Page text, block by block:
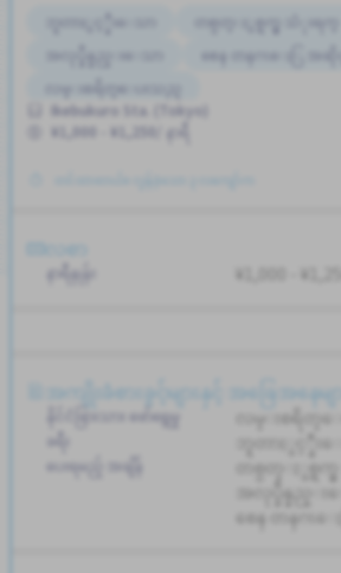
ဘူတာႏွင့္နီးေသာ
တစ္ပတ္ႏွစ္ရက္မွ သံုးရက္
အလုပ္ခ်ိန္နည္းေသာ
စေန တနဂၤေႏြ အဆို
လမ္းစရိတ္ေပးသည္
Ikebukuro Sta. (Tokyo)
¥1,000 - ¥1,250/ နာရီ
လစာ
နာရီနှုန်း ¥1,000 -
အကျိုးခံစားခွင့်များနှင့် အခြေအနေများ
နိုင်ငံခြားသား ဖော်ရွေမှု လမ္းစရိတ္ေ
ခရီး ဘူတာႏွင့္နီးေ
ပေးရမည့် အချိန်
တစ္ပတ္ႏွစ္ရက္
အလုပ္ခ်ိန္နည္း
စေန တနဂၤ